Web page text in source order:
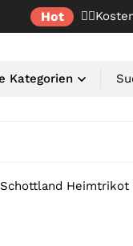
Hot
Schottland